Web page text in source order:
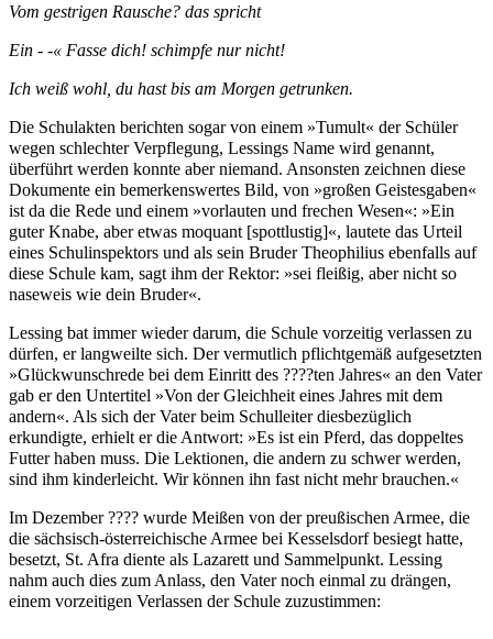
Vom gestrigen Rausche? das spricht
Ein - -« Fasse dich! schimpfe nur nicht!
Ich weiß wohl, du hast bis am Morgen getrunken.
Die Schulakten berichten sogar von einem »Tumult« der Schüler
wegen schlechter Verpflegung, Lessings Name wird genannt,
überführt werden konnte aber niemand. Ansonsten zeichnen diese
Dokumente ein bemerkenswertes Bild, von »großen Geistesgaben«
ist da die Rede und einem »vorlauten und frechen Wesen«: »Ein
guter Knabe, aber etwas moquant [spottlustig]«, lautete das Urteil
eines Schulinspektors und als sein Bruder Theophilius ebenfalls auf
diese Schule kam, sagt ihm der Rektor: »sei fleißig, aber nicht so
naseweis wie dein Bruder«.
Lessing bat immer wieder darum, die Schule vorzeitig verlassen zu
dürfen, er langweilte sich. Der vermutlich pflichtgemäß aufgesetzten
»Glückwunschrede bei dem Einritt des ????ten Jahres« an den Vater
gab er den Untertitel »Von der Gleichheit eines Jahres mit dem
andern«. Als sich der Vater beim Schulleiter diesbezüglich
erkundigte, erhielt er die Antwort: »Es ist ein Pferd, das doppeltes
Futter haben muss. Die Lektionen, die andern zu schwer werden,
sind ihm kinderleicht. Wir können ihn fast nicht mehr brauchen.«
Im Dezember ???? wurde Meißen von der preußischen Armee, die
die sächsisch-österreichische Armee bei Kesselsdorf besiegt hatte,
besetzt, St. Afra diente als Lazarett und Sammelpunkt. Lessing
nahm auch dies zum Anlass, den Vater noch einmal zu drängen,
einem vorzeitigen Verlassen der Schule zuzustimmen: